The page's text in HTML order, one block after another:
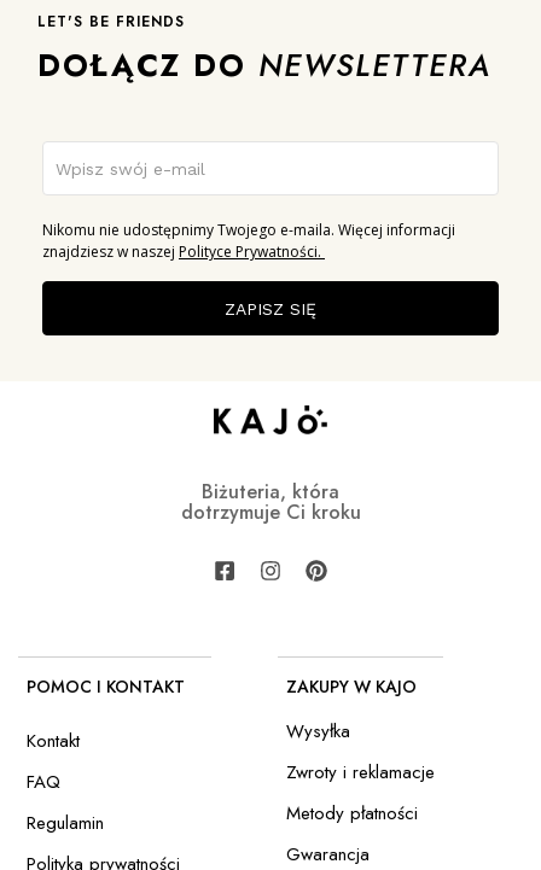
LET'S BE FRIENDS
DOŁĄCZ DO NEWSLETTERA
Nikomu nie udostępnimy Twojego e-maila. Więcej informacji
znajdziesz w naszej Polityce Prywatności.
ZAPISZ SIĘ
Biżuteria, która
dotrzymuje Ci kroku
POMOC I KONTAKT
Kontakt
FAQ
Regulamin
Polityka prywatności
ZAKUPY W KAJO
Wysyłka
Zwroty i reklamacje
Metody płatności
Gwarancja